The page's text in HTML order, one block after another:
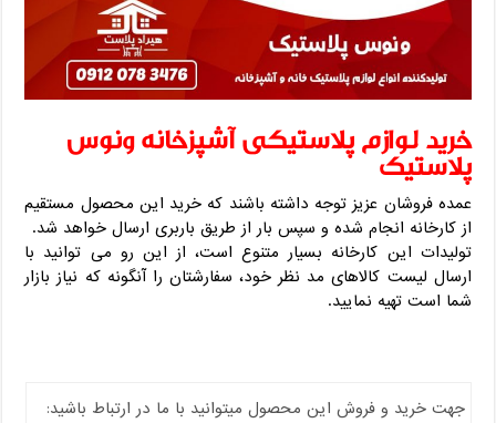
خرید لوازم پلاستیکی آشپزخانه ونوس
پلاستیک
عمده فروشان عزیز توجه داشته باشند که خرید این محصول مستقیم
از کارخانه انجام شده و سپس بار از طریق باربری ارسال خواهد شد.
تولیدات این کارخانه بسیار متنوع است، از این رو می توانید با
ارسال لیست کالاهای مد نظر خود، سفارشتان را آنگونه که نیاز بازار
شما است تهیه نمایید.
جهت خرید و فروش این محصول میتوانید با ما در ارتباط باشید: